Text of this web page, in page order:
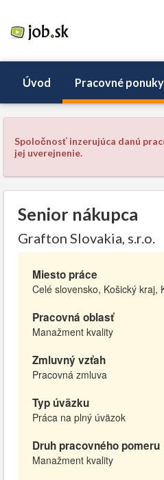
Úvod Pracovné ponuky
Spoločnosť inzerujúca danú
jej uverejnenie.
Senior nákupca
Grafton Slovakia, s.r.o.
Miesto práce
Celé slovensko, Košický kraj,
Pracovná oblasť
Manažment kvality
Zmluvný vzťah
Pracovná zmluva
Typ úväzku
Práca na plný úväzok
Druh pracovného pomeru
Manažment kvality